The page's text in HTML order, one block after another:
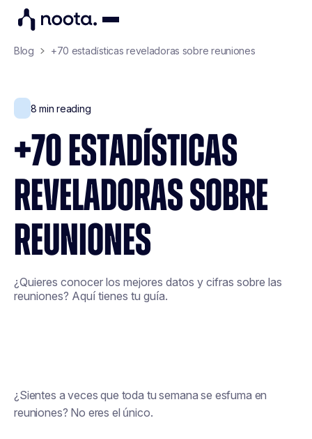
Blog +70 estadísticas reveladoras sobre reuniones
8 min reading
+70 ESTADÍSTICAS
REVELADORAS SOBRE
REUNIONES
¿Quieres conocer los mejores datos y cifras sobre las
reuniones? Aquí tienes tu guía.
¿Sientes a veces que toda tu semana se esfuma en
reuniones? No eres el único.